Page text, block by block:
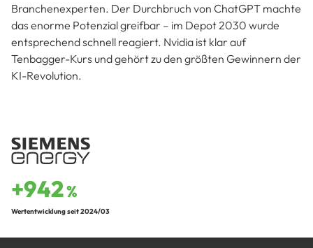
Branchenexperten. Der Durchbruch von ChatGPT machte
das enorme Potenzial greifbar – im Depot 2030 wurde
entsprechend schnell reagiert. Nvidia ist klar auf
Tenbagger-Kurs und gehört zu den größten Gewinnern der
KI-Revolution.
+942%
Wertentwicklung seit 2024/03